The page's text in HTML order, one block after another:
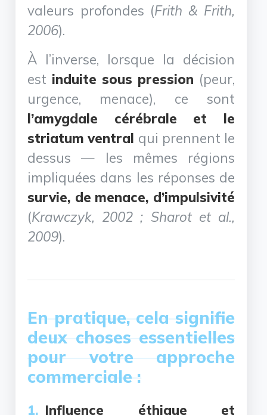
valeurs profondes (Frith & Frith,
2006).
À l’inverse, lorsque la décision
est induite sous pression (peur,
urgence, menace), ce sont
l’amygdale cérébrale et le
striatum ventral qui prennent le
dessus — les mêmes régions
impliquées dans les réponses de
survie, de menace, d’impulsivité
(Krawczyk, 2002 ; Sharot et al.,
2009).
En pratique, cela signifie
deux choses essentielles
pour votre approche
commerciale :
Influence éthique et